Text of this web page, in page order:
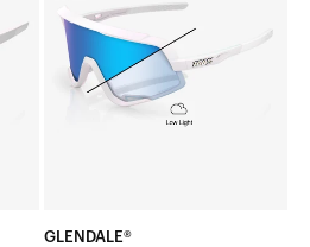
photochromique
miroir
BastilleBlue
GLENDALE®